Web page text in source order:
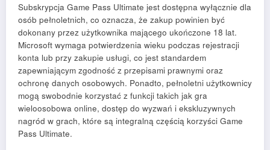
Subskrypcja Game Pass Ultimate jest dostępna wyłącznie dla
osób pełnoletnich, co oznacza, że zakup powinien być
dokonany przez użytkownika mającego ukończone 18 lat.
Microsoft wymaga potwierdzenia wieku podczas rejestracji
konta lub przy zakupie usługi, co jest standardem
zapewniającym zgodność z przepisami prawnymi oraz
ochronę danych osobowych. Ponadto, pełnoletni użytkownicy
mogą swobodnie korzystać z funkcji takich jak gra
wieloosobowa online, dostęp do wyzwań i ekskluzywnych
nagród w grach, które są integralną częścią korzyści Game
Pass Ultimate.